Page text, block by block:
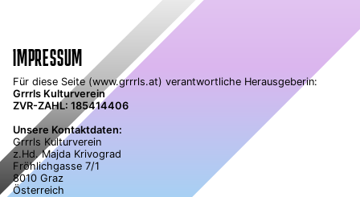
IMPRESSUM
Für diese Seite (www.grrrls.at) verantwortliche Herausgeberin:
Grrrls Kulturverein
ZVR-ZAHL: 185414406
Unsere Kontaktdaten:
Grrrls Kulturverein
z.Hd. Majda Krivograd
Fröhlichgasse 7/1
8010 Graz
Österreich